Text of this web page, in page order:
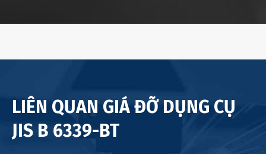
LIÊN QUAN GIÁ ĐỠ DỤNG CỤ
JIS B 6339-BT